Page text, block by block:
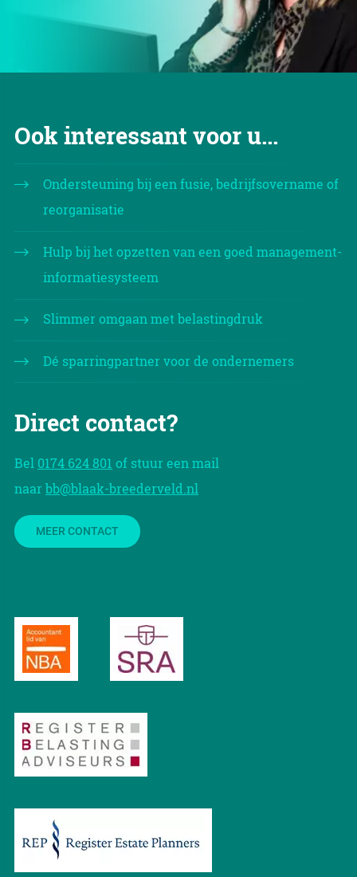
Ook interessant voor u...
Ondersteuning bij een fusie, bedrijfsovername of
reorganisatie
Hulp bij het opzetten van een goed management-
informatiesysteem
Slimmer omgaan met belastingdruk
Dé sparringpartner voor de ondernemers
Direct contact?
Bel 0174 624 801 of stuur een mail
naar bb@blaak-breederveld.nl
MEER CONTACT